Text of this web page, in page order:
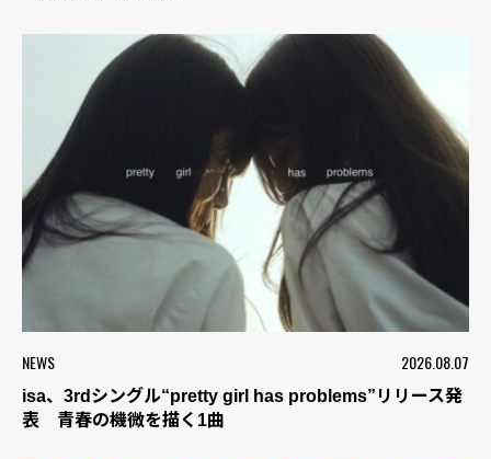
NEWS 2026.08.07
isa、3rdシングル“pretty girl has problems”リリース発
表 青春の機微を描く1曲